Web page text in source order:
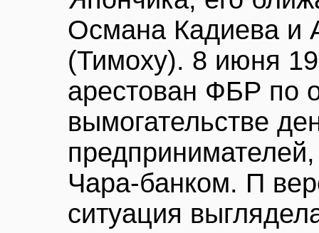
Османа Кадиева и
(Тимоху). 8 июня
арестован ФБР по
вымогательстве
Чара-банком. П
ситуация